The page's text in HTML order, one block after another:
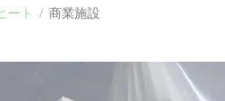
ート / 商業施設